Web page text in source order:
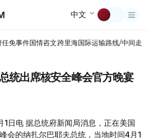
中文
任免事件国情咨文跨里海国际运输路线/中间走廊
统出席核安全峰会官方晚宴
1日电 据总统府新闻局消息，正在美国
会的纳扎尔巴耶夫总统，当地时间4月1